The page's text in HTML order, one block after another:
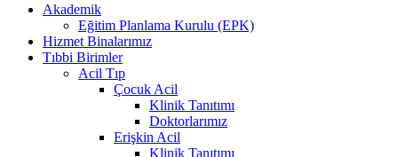
Akademik
Eğitim Planlama Kurulu (EPK)
Hizmet Binalarımız
Tıbbi Birimler
Acil Tıp
Çocuk Acil
Klinik Tanıtımı
Doktorlarımız
Erişkin Acil
Klinik Tanıtımı